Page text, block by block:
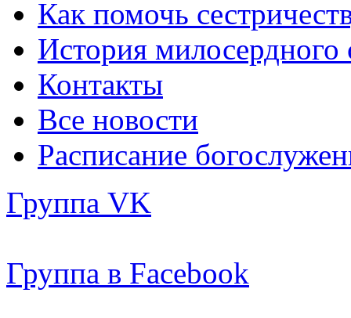
Как помочь
История милосердного
Контакты
Все новости
Расписание
Группа VK
Группа в Facebook